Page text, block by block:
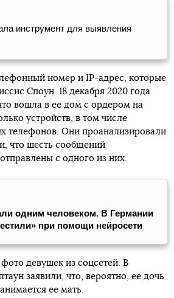
инструмент для выявления
номер и IP-адрес, которые
Споун. 18 декабря 2020 года
вошла в ее дом с ордером на
устройств, в том числе
телефонов. Они проанализировали
что шесть сообщений
с одного из них.
одним человеком. В Германии
при помощи нейросети
девушек из соцсетей. В
заявили, что, вероятно, ее дочь
ее мать.